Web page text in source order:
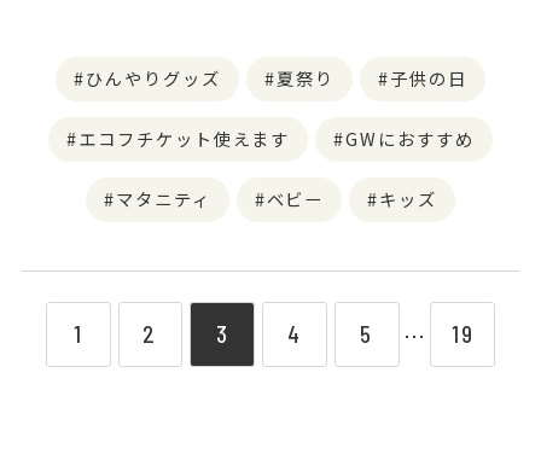
ひんやりグッズ 夏祭り 子供の日
エコフチケット使えます GWにおすすめ
マタニティ ベビー キッズ
1 2 3 4 5 ⋯ 19